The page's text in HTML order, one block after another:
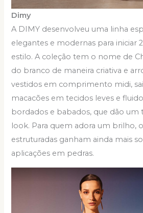
Dimy
A DIMY desenvolveu uma linha
elegantes e modernas para iniciar
estilo. A coleção tem o nome de
do branco de maneira criativa e
vestidos em comprimento midi,
macacões em tecidos leves e
bordados e babados, que dão um
look. Para quem adora um brilho,
estruturadas ganham ainda mais
aplicações em pedras.